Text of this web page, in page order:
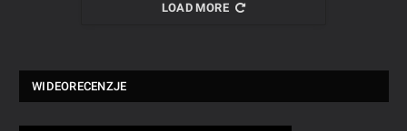
LOAD MORE
WIDEORECENZJE